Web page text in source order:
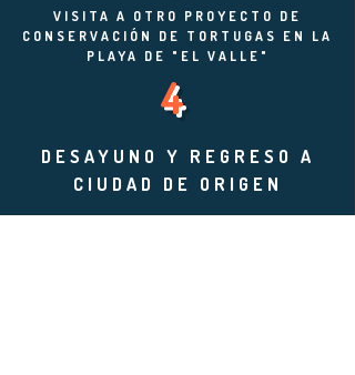
VISITA A OTRO PROYECTO DE
CONSERVACIÓN DE TORTUGAS EN LA
PLAYA DE "EL VALLE"
4
DESAYUNO Y REGRESO A
CIUDAD DE ORIGEN